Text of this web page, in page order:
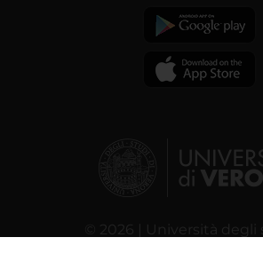
© 2026 | Università degli